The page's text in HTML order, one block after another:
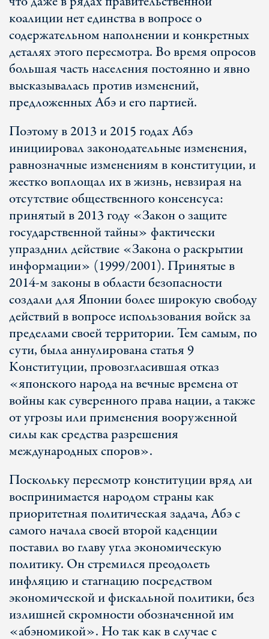
коалиции нет единства в вопросе о
содержательном наполнении и конкретных
деталях этого пересмотра. Во время опросов
большая часть населения постоянно и явно
высказывалась против изменений,
предложенных Абэ и его партией.
Поэтому в 2013 и 2015 годах Абэ
инициировал законодательные изменения,
равнозначные изменениям в конституции, и
жестко воплощал их в жизнь, невзирая на
отсутствие общественного консенсуса:
принятый в 2013 году «Закон о защите
государственной тайны» фактически
упразднил действие «Закона о раскрытии
информации» (1999/2001). Принятые в
2014-м законы в области безопасности
создали для Японии более широкую свободу
действий в вопросе использования войск за
пределами своей территории. Тем самым, по
сути, была аннулирована статья 9
Конституции, провозгласившая отказ
«японского народа на вечные времена от
войны как суверенного права нации, а также
от угрозы или применения вооруженной
силы как средства разрешения
международных споров».
Поскольку пересмотр конституции вряд ли
воспринимается народом страны как
приоритетная политическая задача, Абэ с
самого начала своей второй каденции
поставил во главу угла экономическую
политику. Он стремился преодолеть
инфляцию и стагнацию посредством
экономической и фискальной политики, без
излишней скромности обозначенной им
«абэномикой». Но так как в случае с